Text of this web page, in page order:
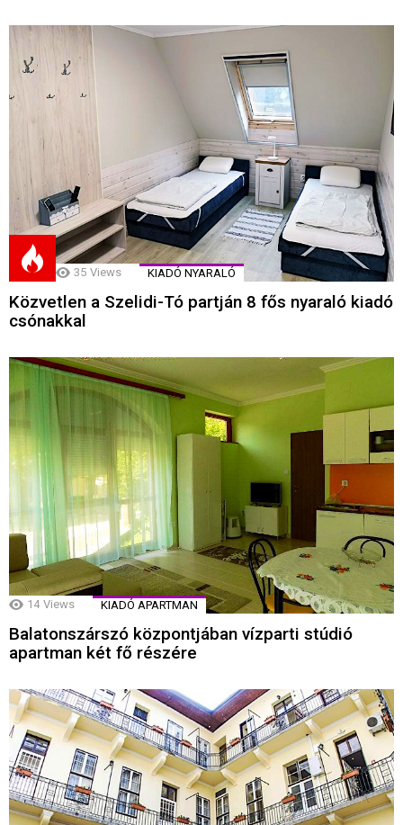
35 Views KIADÓ NYARALÓ
Közvetlen a Szelidi-Tó partján 8 fős nyaraló kiadó
csónakkal
14 Views KIADÓ APARTMAN
Balatonszárszó központjában vízparti stúdió
apartman két fő részére